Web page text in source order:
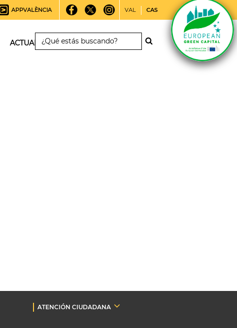
APPVALÈNCIA VAL CAS
ACTUALIDAD
ATENCIÓN CIUDADANA